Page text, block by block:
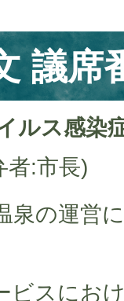
議席
ルス感染
者:市長)
泉の運営
ビスにお